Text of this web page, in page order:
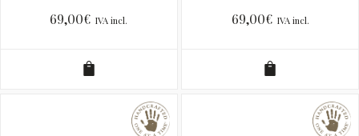
69,00€ IVA incl. 69,00€ IVA incl.